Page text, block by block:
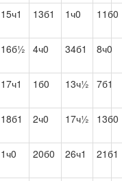
15ч1 13б1 1ч0 11б0
16б½ 4ч0 34б1 8ч0
17ч1 1б0 13ч½ 7б1
18б1 2ч0 17ч½ 13б0
1ч0 20б0 26ч1 21б1